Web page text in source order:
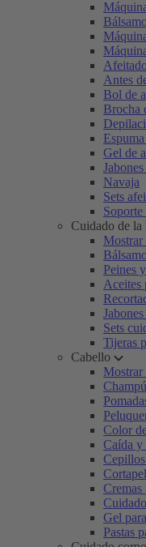
Antes
Bol de
Brocha
Gel de
Navaja
Sets
Cuidado de la
Mostrar
Peines
Aceites
Sets
Tijeras
Cabello
Mostrar
Color
Caída y
Cremas
Gel
Pastas